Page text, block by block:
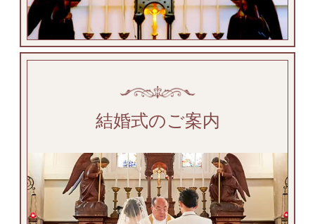
結婚式のご案内